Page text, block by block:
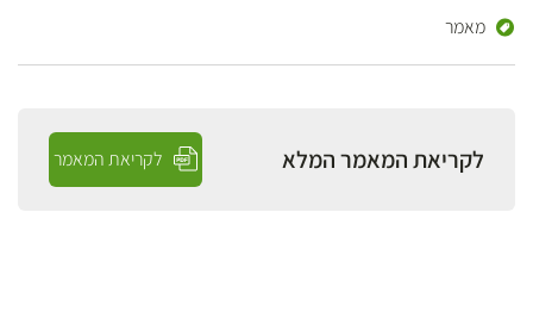
מאמר
לקריאת המאמר המלא לקריאת המאמר